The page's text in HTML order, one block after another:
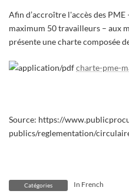
Afin d’accroître l'accès des
maximum 50 travailleurs – aux
présente une charte composée
charte-pme-
Source: https://
publics/reglementation/
Catégories In French